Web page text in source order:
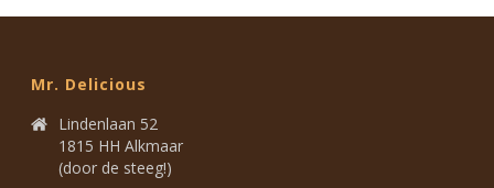
Mr. Delicious
Lindenlaan 52
1815 HH Alkmaar
(door de steeg!)